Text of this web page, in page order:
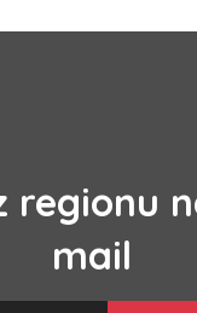
regionu
mail